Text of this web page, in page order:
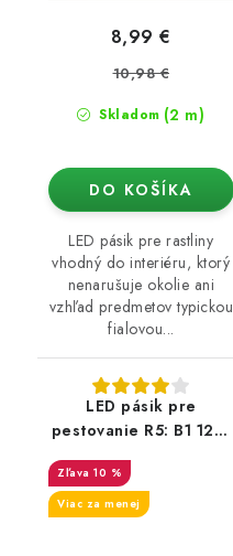
Skladom (2 m)
8,99 €
10,98 €
DO KOŠÍKA
LED pásik pre rastliny
vhodný do interiéru, ktorý
nenarušuje okolie ani
vzhľad predmetov typickou
fialovou...
LED pásik pre
pestovanie R5: B1 12W
/m
10 %
Viac za menej